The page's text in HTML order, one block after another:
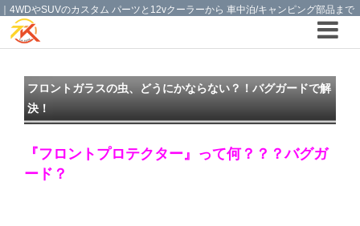
｜4WDやSUVのカスタム パーツと12vクーラーから 車中泊/キャンピング部品まで
ご提案の T.K TECH 埼玉
フロントガラスの虫、どうにかならない？！バグガードで解
決！
『フロントプロテクター』って何？？？バグガ
ード？